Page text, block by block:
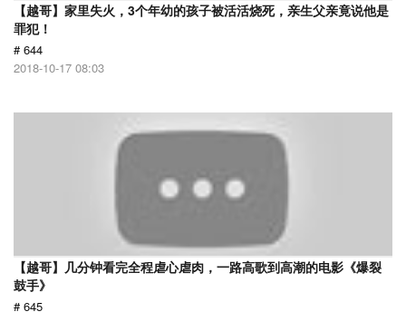
【越哥】家里失火，3个年幼的孩子被活活烧死，亲生父亲竟说他是
罪犯！
# 644
2018-10-17 08:03
【越哥】几分钟看完全程虐心虐肉，一路高歌到高潮的电影《爆裂
鼓手》
# 645